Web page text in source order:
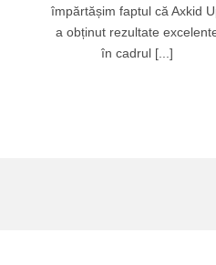
împărtășim faptul că Axkid
a obținut rezultate
în cadrul [...]